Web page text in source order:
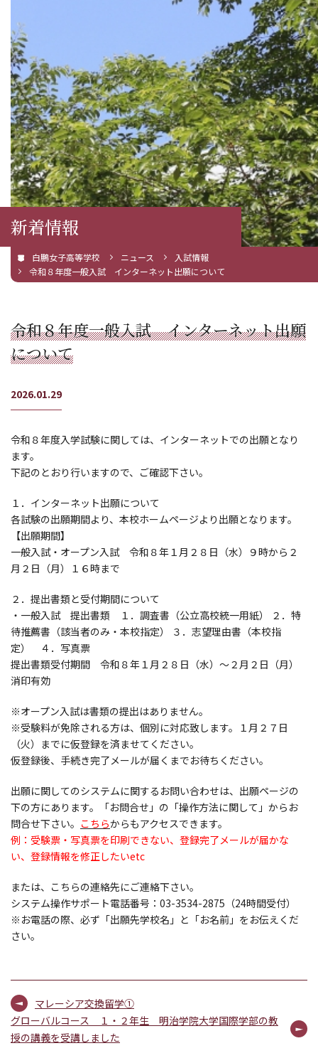
新着情報
白鵬女子高等学校 ニュース
入試情報
令和８年度一般入試 インターネット出願について
令和８年度一般入試 インターネット出願
について
2026.01.29
令和８年度入学試験に関しては、インターネットでの出願となり
ます。
下記のとおり行いますので、ご確認下さい。
１．インターネット出願について
各試験の出願期間より、本校ホームページより出願となります。
【出願期間】
一般入試・オープン入試 令和８年１月２８日（水）９時から２
月２日（月）１６時まで
２．提出書類と受付期間について
・一般入試 提出書類 １．調査書（公立高校統一用紙） ２．特
待推薦書（該当者のみ・本校指定） ３．志望理由書（本校指
定） ４．写真票
提出書類受付期間 令和８年１月２８日（水）～２月２日（月）
消印有効
※オープン入試は書類の提出はありません。
※受験料が免除される方は、個別に対応致します。１月２７日
（火）までに仮登録を済ませてください。
仮登録後、手続き完了メールが届くまでお待ちください。
出願に関してのシステムに関するお問い合わせは、出願ページの
下の方にあります。「お問合せ」の「操作方法に関して」からお
問合せ下さい。 こちらからもアクセスできます。
例：受験票・写真票を印刷できない、登録完了メールが届かな
い、登録情報を修正したいetc
または、こちらの連絡先にご連絡下さい。
システム操作サポート電話番号：03-3534-2875（24時間受付）
※お電話の際、必ず「出願先学校名」と「お名前」をお伝えくだ
さい。
マレーシア交換留学①
グローバルコース １・２年生 明治学院大学国際学部の教
授の講義を受講しました